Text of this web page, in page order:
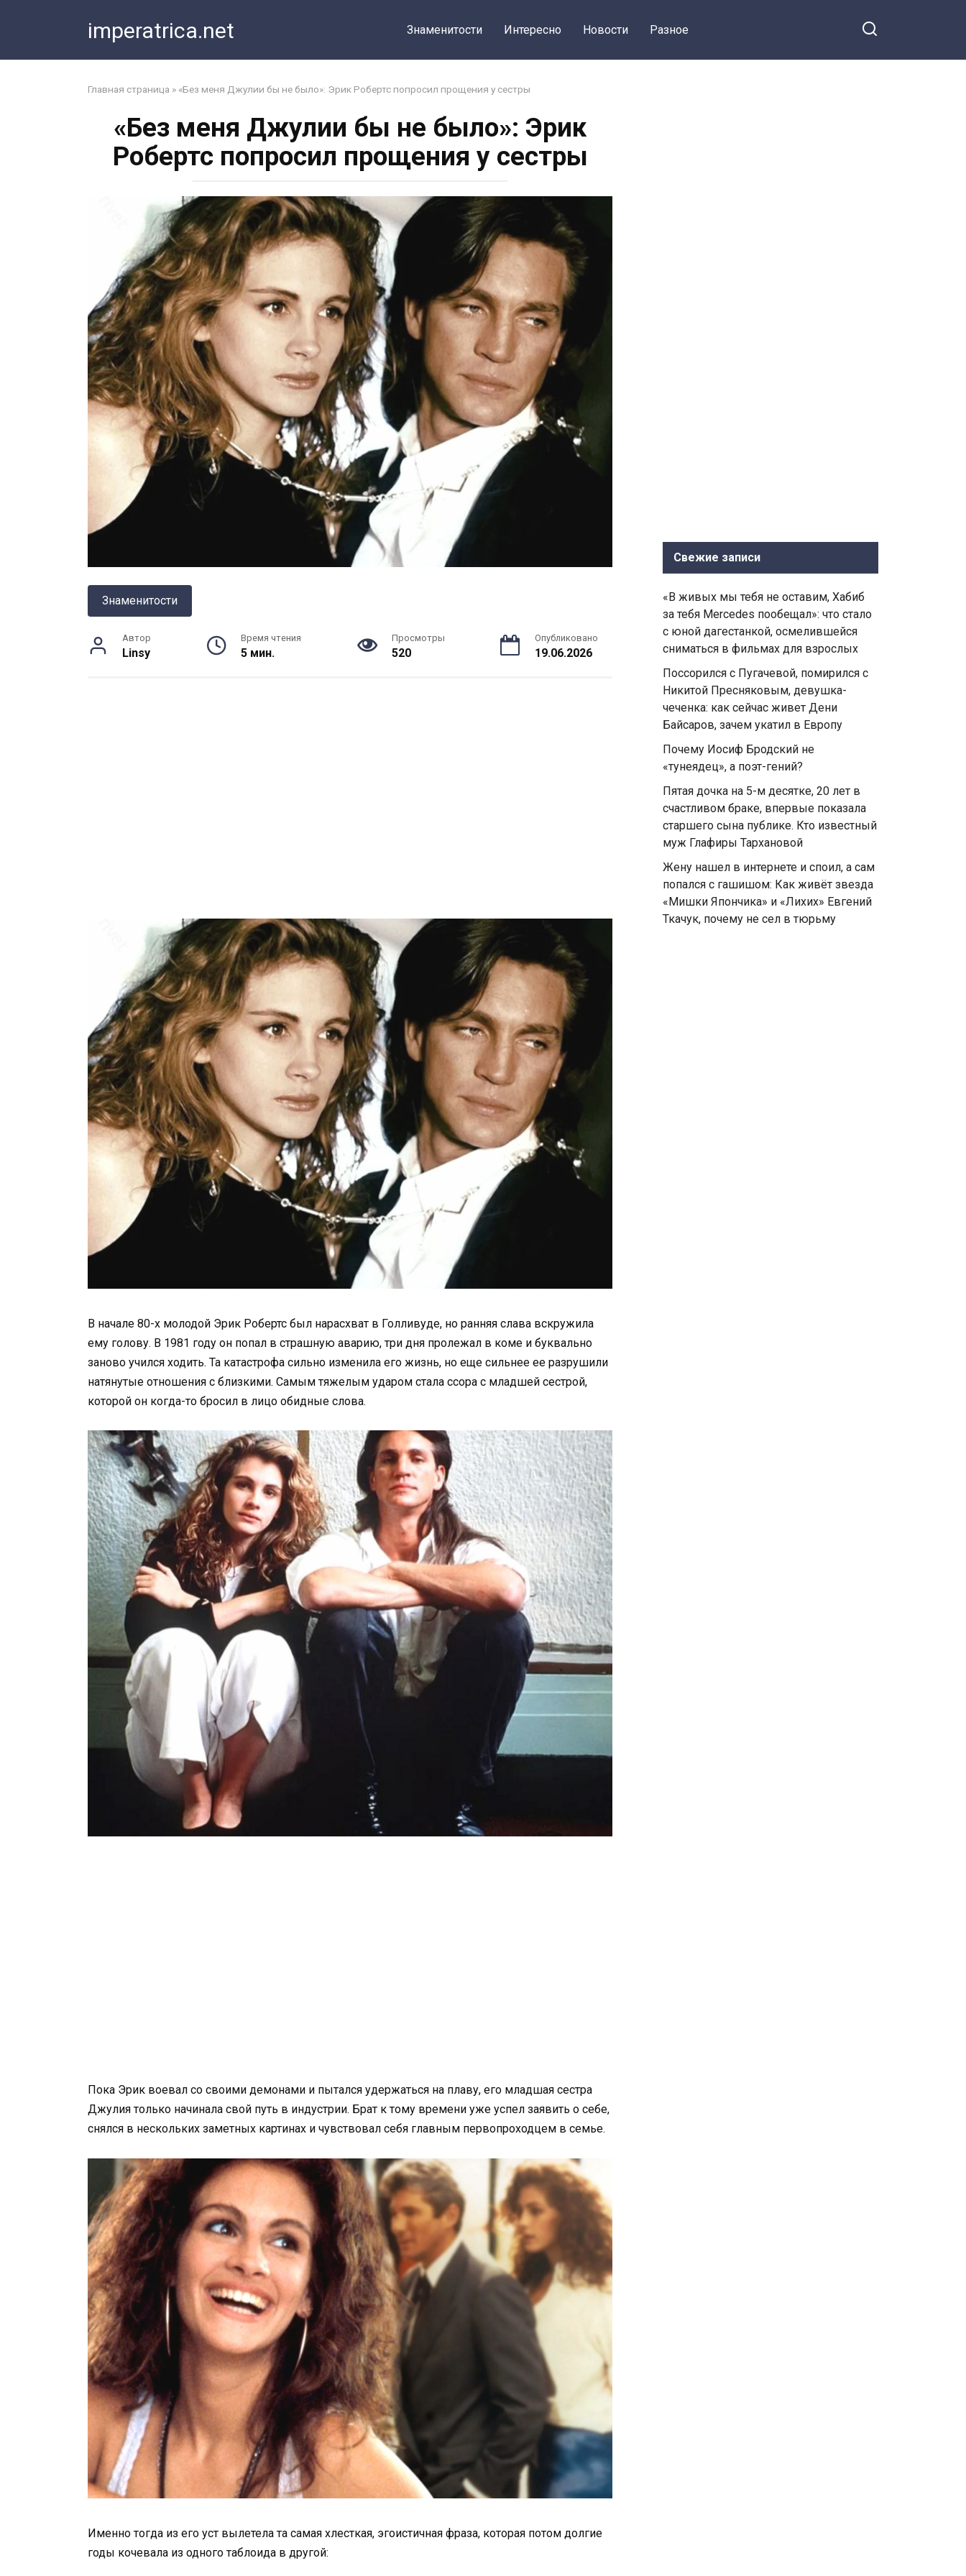
imperatrica.net Знаменитости Интересно Новости Разное
Главная страница » «Без меня Джулии бы не было»: Эрик Робертс попросил прощения у сестры
«Без меня Джулии бы не было»: Эрик
Робертс попросил прощения у сестры
Знаменитости
Автор
Linsy
Время чтения
5 мин.
Просмотры
520
Опубликовано
19.06.2026
В начале 80-х молодой Эрик Робертс был нарасхват в Голливуде, но ранняя слава вскружила
ему голову. В 1981 году он попал в страшную аварию, три дня пролежал в коме и буквально
заново учился ходить. Та катастрофа сильно изменила его жизнь, но еще сильнее ее разрушили
натянутые отношения с близкими. Самым тяжелым ударом стала ссора с младшей сестрой,
которой он когда-то бросил в лицо обидные слова.
Пока Эрик воевал со своими демонами и пытался удержаться на плаву, его младшая сестра
Джулия только начинала свой путь в индустрии. Брат к тому времени уже успел заявить о себе,
снялся в нескольких заметных картинах и чувствовал себя главным первопроходцем в семье.
Именно тогда из его уст вылетела та самая хлесткая, эгоистичная фраза, которая потом долгие
годы кочевала из одного таблоида в другой:
Свежие записи
«В живых мы тебя не оставим, Хабиб
за тебя Mercedes пообещал»: что стало
с юной дагестанкой, осмелившейся
сниматься в фильмах для взрослых
Поссорился с Пугачевой, помирился с
Никитой Пресняковым, девушка-
чеченка: как сейчас живет Дени
Байсаров, зачем укатил в Европу
Почему Иосиф Бродский не
«тунеядец», а поэт-гений?
Пятая дочка на 5-м десятке, 20 лет в
счастливом браке, впервые показала
старшего сына публике. Кто известный
муж Глафиры Тархановой
Жену нашел в интернете и споил, а сам
попался с гaшишoм: Как живёт звезда
«Мишки Япончика» и «Лихих» Евгений
Ткачук, почему не сел в тюрьму